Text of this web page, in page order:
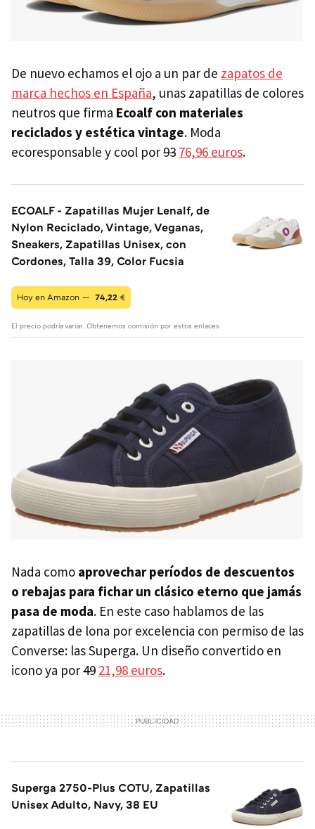
De nuevo echamos el ojo a un par de zapatos de
marca hechos en España, unas zapatillas de colores
neutros que firma Ecoalf con materiales
reciclados y estética vintage. Moda
ecoresponsable y cool por93 76,96 euros.
ECOALF - Zapatillas Mujer Lenalf, de
Nylon Reciclado, Vintage, Veganas,
Sneakers, Zapatillas Unisex, con
Cordones, Talla 39, Color Fucsia
Hoy en Amazon — 74,22 €
El precio podría variar. Obtenemos comisión por estos enlaces
Nada como aprovechar períodos de descuentos
o rebajas para fichar un clásico eterno que jamás
pasa de moda. En este caso hablamos de las
zapatillas de lona por excelencia con permiso de las
Converse: las Superga. Un diseño convertido en
icono ya por49 21,98 euros.
Superga 2750-Plus COTU, Zapatillas
Unisex Adulto, Navy, 38 EU